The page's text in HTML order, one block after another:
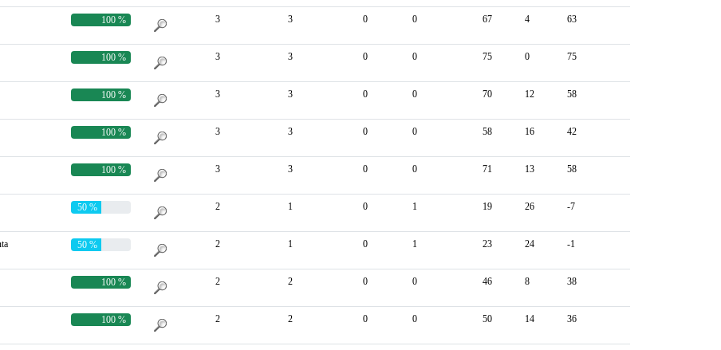
100 % 3 3 0 0 67 4 63
100 % 3 3 0 0 75 0 75
100 % 3 3 0 0 70 12 58
100 % 3 3 0 0 58 16 42
100 % 3 3 0 0 71 13 58
50 % 2 1 0 1 19 26 -7
50 % 2 1 0 1 23 24 -1
100 % 2 2 0 0 46 8 38
100 % 2 2 0 0 50 14 36